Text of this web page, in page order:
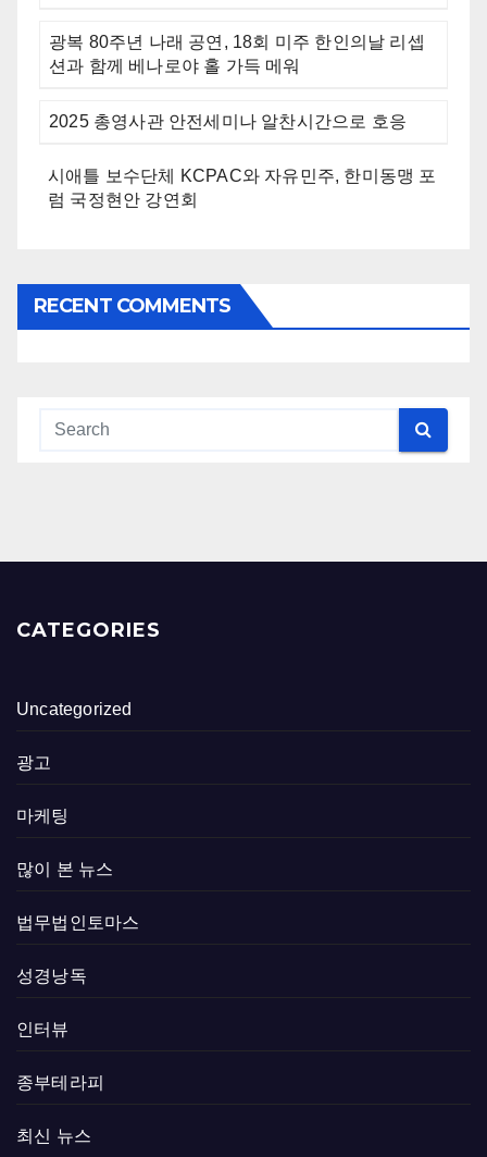
광복 80주년 나래 공연, 18회 미주 한인의날 리셉
션과 함께 베나로야 홀 가득 메워
2025 총영사관 안전세미나 알찬시간으로 호응
시애틀 보수단체 KCPAC와 자유민주, 한미동맹 포
럼 국정현안 강연회
RECENT COMMENTS
CATEGORIES
Uncategorized
광고
마케팅
많이 본 뉴스
법무법인토마스
성경낭독
인터뷰
종부테라피
최신 뉴스